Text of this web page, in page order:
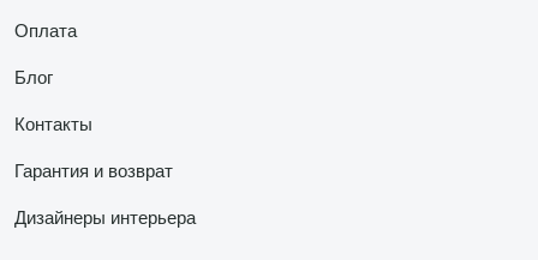
Оплата
Блог
Контакты
Гарантия и возврат
Дизайнеры интерьера